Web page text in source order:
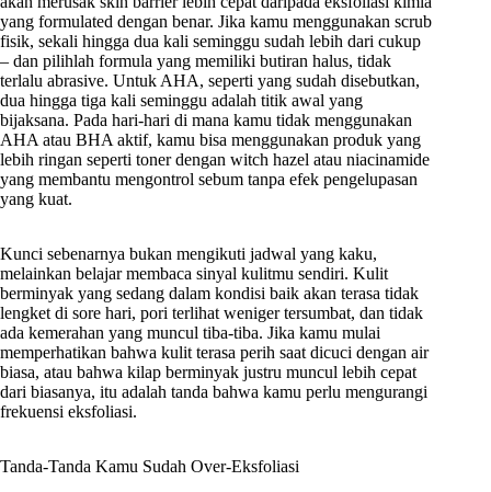
yang formulated dengan benar. Jika kamu menggunakan scrub
fisik, sekali hingga dua kali seminggu sudah lebih dari cukup
– dan pilihlah formula yang memiliki butiran halus, tidak
terlalu abrasive. Untuk AHA, seperti yang sudah disebutkan,
dua hingga tiga kali seminggu adalah titik awal yang
bijaksana. Pada hari-hari di mana kamu tidak menggunakan
AHA atau BHA aktif, kamu bisa menggunakan produk yang
lebih ringan seperti toner dengan witch hazel atau niacinamide
yang membantu mengontrol sebum tanpa efek pengelupasan
yang kuat.
Kunci sebenarnya bukan mengikuti jadwal yang kaku,
melainkan belajar membaca sinyal kulitmu sendiri. Kulit
berminyak yang sedang dalam kondisi baik akan terasa tidak
lengket di sore hari, pori terlihat weniger tersumbat, dan tidak
ada kemerahan yang muncul tiba-tiba. Jika kamu mulai
memperhatikan bahwa kulit terasa perih saat dicuci dengan air
biasa, atau bahwa kilap berminyak justru muncul lebih cepat
dari biasanya, itu adalah tanda bahwa kamu perlu mengurangi
frekuensi eksfoliasi.
Tanda-Tanda Kamu Sudah Over-Eksfoliasi